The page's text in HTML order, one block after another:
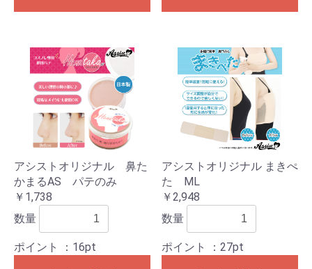
アシストオリジナル 鼻た
かまるAS パテのみ
￥1,738
数量
ポイント ：16pt
アシストオリジナル まきぺ
た ML
￥2,948
数量
ポイント ：27pt